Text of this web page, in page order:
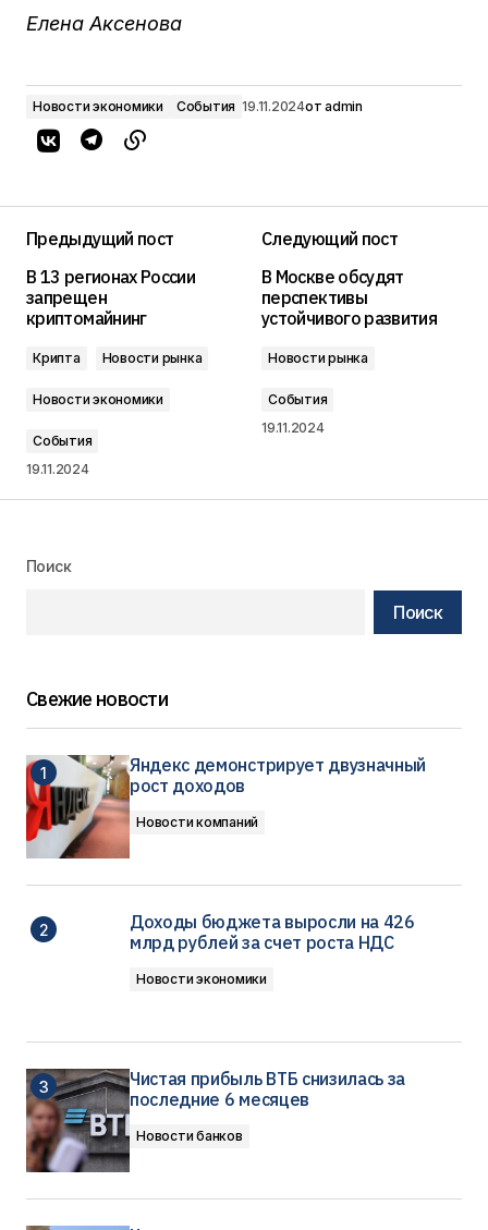
Елена Аксенова
Новости экономики События 19.11.2024от admin
Предыдущий пост
В 13 регионах России
запрещен
криптомайнинг
Крипта Новости рынка
Новости экономики
События
19.11.2024
Следующий пост
В Москве обсудят
перспективы
устойчивого развития
Новости рынка
События
19.11.2024
Поиск
Поиск
Свежие новости
Яндекс демонстрирует двузначный
рост доходов
Новости компаний
Доходы бюджета выросли на 426
млрд рублей за счет роста НДС
Новости экономики
Чистая прибыль ВТБ снизилась за
последние 6 месяцев
Новости банков